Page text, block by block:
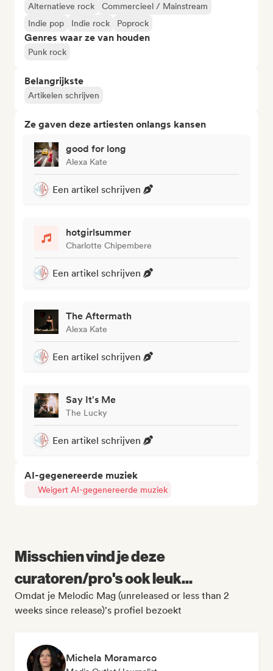
Alternatieve rock
Commercieel / Mainstream
Indie pop
Indie rock Poprock
Genres waar ze van houden
Punk rock
Belangrijkste
Artikelen schrijven
Ze gaven deze artiesten onlangs kansen
good for long
Alexa Kate
Een artikel schrijven
hotgirlsummer
Charlotte Chipembere
Een artikel schrijven
The Aftermath
Alexa Kate
Een artikel schrijven
Say It's Me
The Lucky
Een artikel schrijven
AI-gegenereerde muziek
Weigert AI-gegenereerde muziek
Misschien vind je deze
curatoren/pro's ook leuk...
Omdat je Melodic Mag (unreleased or less than 2
weeks since release)'s profiel bezoekt
Michela Moramarco